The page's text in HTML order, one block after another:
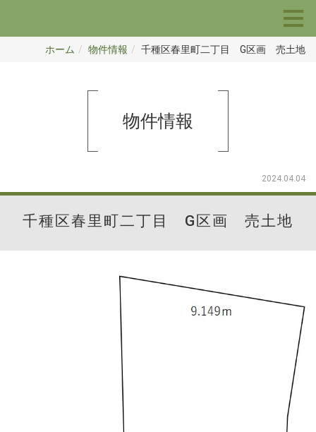
ホーム 物件情報 千種区春里町二丁目 G区画 売土地
物件情報
2024.04.04
千種区春里町二丁目 G区画 売土地